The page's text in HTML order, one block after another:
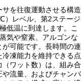
を往復運動させる構造
）レベル、第2ステージ
低温に到達します。こ
気や窒素、アルゴンな
可能です。長時間の連
凍能力を維持できる点
ワット数）は、組み合
流量、およびチャンバ